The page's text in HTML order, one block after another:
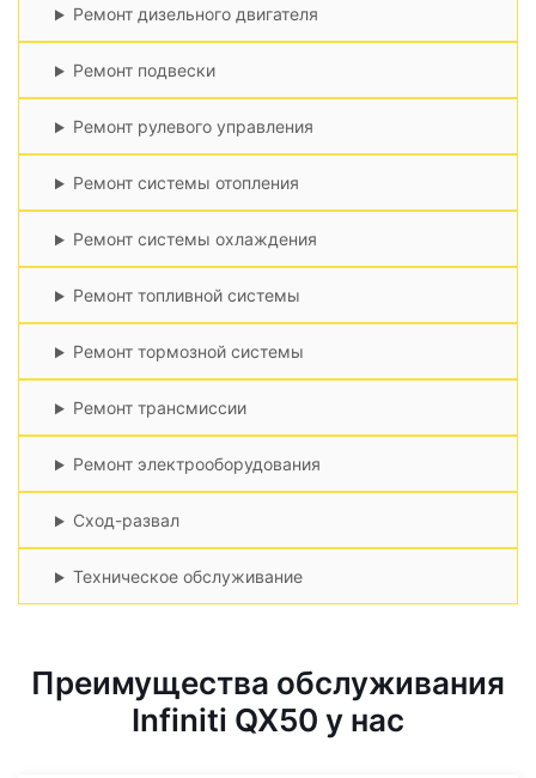
Ремонт дизельного двигателя
Ремонт подвески
Ремонт рулевого управления
Ремонт системы отопления
Ремонт системы охлаждения
Ремонт топливной системы
Ремонт тормозной системы
Ремонт трансмиссии
Ремонт электрооборудования
Сход-развал
Техническое обслуживание
Преимущества обслуживания
Infiniti QX50 у нас